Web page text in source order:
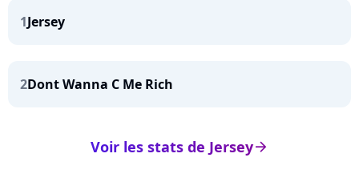
1Jersey
2Dont Wanna C Me Rich
arrow_right
Voir les stats de Jersey